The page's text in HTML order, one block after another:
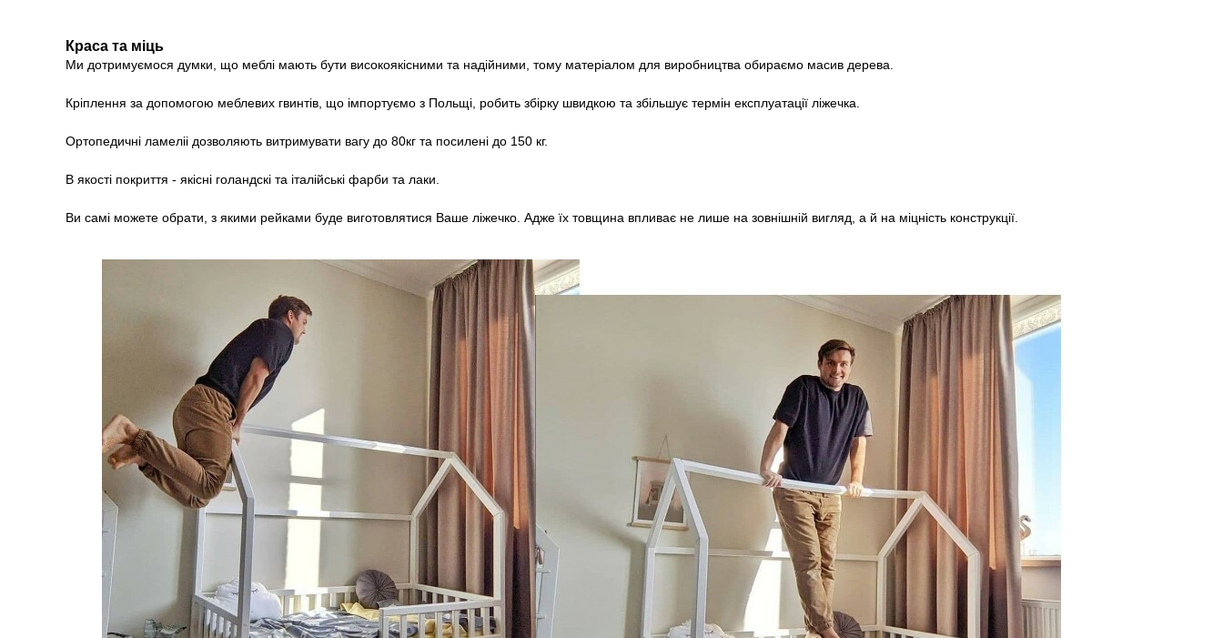
Краса та міць
Ми дотримуємося думки, що меблі мають бути високоякісними та надійними, тому матеріалом для виробництва обираємо масив дерева.
Кріплення за допомогою меблевих гвинтів, що імпортуємо з Польщі, робить збірку швидкою та збільшує термін експлуатації ліжечка.
Ортопедичні ламеліі дозволяють витримувати вагу до 80кг та посилені до 150 кг.
В якості покриття - якісні голандскі та італійські фарби та лаки.
Ви самі можете обрати, з якими рейками буде виготовлятися Ваше ліжечко. Адже їх товщина впливає не лише на зовнішній вигляд, а й на міцність конструкції.